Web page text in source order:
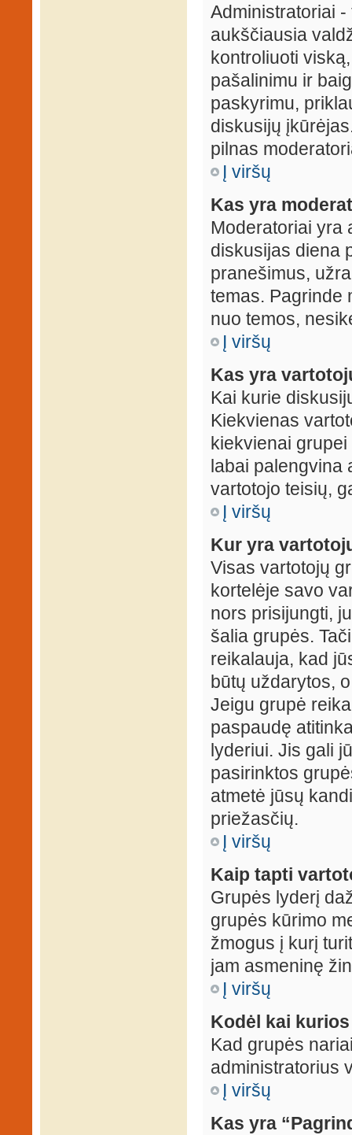
Administratoriai
aukščiausia
kontroliuoti
pašalinimu ir
paskyrimu,
diskusijų
pilnas
Į viršų
Kas yra
Moderatoriai yra
diskusijas diena
pranešimus,
temas. Pagrinde
nuo temos,
Į viršų
Kas yra
Kai kurie
Kiekvienas
kiekvienai
labai palengvina
vartotojo teisių,
Į viršų
Kur yra
Visas vartotojų
kortelėje savo
nors prisijungti,
šalia grupės.
reikalauja, kad
būtų uždarytos,
Jeigu grupė
paspaudę
lyderiui. Jis gali
pasirinktos
atmetė jūsų
priežasčių.
Į viršų
Kaip tapti
Grupės lyderį
grupės kūrimo
žmogus į kurį
jam asmeninę
Į viršų
Kodėl kai
Kad grupės
administratorius
Į viršų
Kas yra